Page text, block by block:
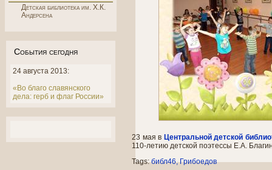
Детская библиотека им. Х.К.
Андерсена
События сегодня
24 августа 2013:
«Во благо славянского
дела: герб и флаг России»
23 мая в Центральной детской
110-летию детской поэтессы Е.А.
Tags:библ46 Грибоедов